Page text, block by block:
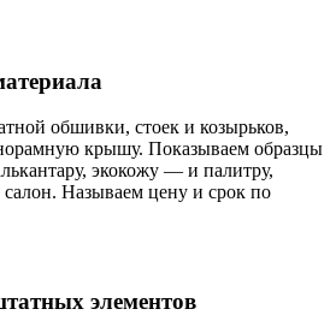
обшивки, стоек и козырьков,
крышу. Показываем образцы
экокожу — и палитру,
Называем цену и срок по
элементов